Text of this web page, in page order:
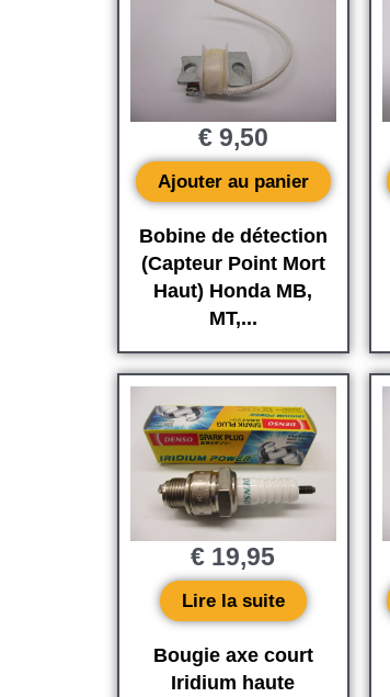
Bobine de détection
(Capteur Point Mort
Haut) Honda MB,
MT,...
€9,50
Ajouter au panier
Bougie axe court
Iridium haute
€ 19,95
Lire la suite